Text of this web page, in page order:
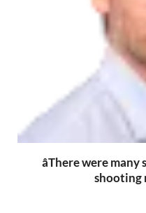
âThere were many
shooting